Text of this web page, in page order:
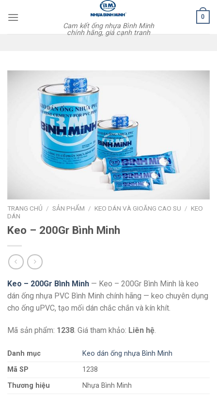
Cam kết ống nhựa Bình Minh
chính hãng, giá cạnh tranh
0
TRANG CHỦ / SẢN PHẨM / KEO DÁN VÀ GIOĂNG CAO SU / KEO
DÁN
Keo – 200Gr Bình Minh
Keo – 200Gr Bình Minh — Keo – 200Gr Bình Minh là keo
dán ống nhựa PVC Bình Minh chính hãng — keo chuyên dụng
cho ống uPVC, tạo mối dán chắc chắn và kín khít.
Mã sản phẩm: 1238 . Giá tham khảo: Liên hệ
Danh mục
Keo dán ống nhựa Bình Minh
Mã SP
1238
Thương hiệu
Nhựa Bình Minh